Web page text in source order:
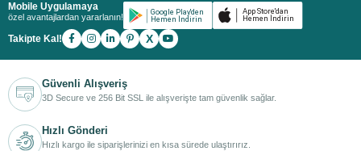
Mobile Uygulamaya
özel avantajlardan yararlanın!
Takipte Kal! X
Güvenli Alışveriş
3D Secure ve 256 Bit SSL ile alışverişte tam güvenlik sağlar.
Hızlı Gönderi
Hızlı kargo ile siparişlerinizi en kısa sürede ulaştırırız.